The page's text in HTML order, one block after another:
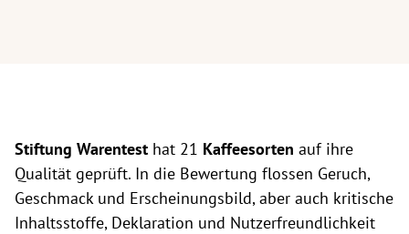
Stiftung Warentest hat 21 Kaffeesorten auf ihre
Qualität geprüft. In die Bewertung flossen Geruch,
Geschmack und Erscheinungsbild, aber auch kritische
Inhaltsstoffe, Deklaration und Nutzerfreundlichkeit